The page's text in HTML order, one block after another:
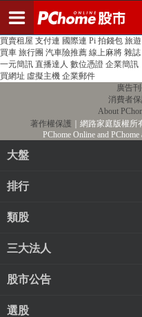
PChome首頁 線上購物 24h購物 書店
買賣租屋 支付連 國際連 Pi 拍錢包 旅遊
買車 旅行團 汽車險推薦 線上麻將 雜誌
一元簡訊 直播達人 數位憑證 企業簡訊
買網址 虛擬主機 企業郵件
廣告
消費者
About
著作權保護 ｜網路家庭版權
PChome Online and
大盤
排行
類股
三大法人
股市公告
選股